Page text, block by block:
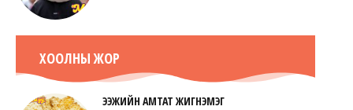
ХООЛНЫ ЖОР
ЭЭЖИЙН АМТАТ ЖИГНЭМЭГ